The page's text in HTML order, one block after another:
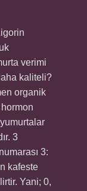
verimi
kaliteli?
organik
3
3:
kafeste
Yani; 0,